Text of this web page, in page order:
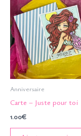
Anniversaire
Carte – Juste pour toi
1.00€